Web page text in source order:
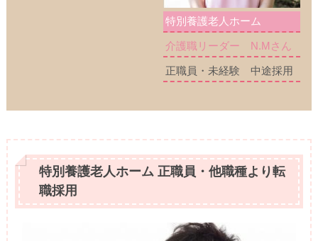
特別養護老人ホーム
介護職リーダー N.Mさん
正職員・未経験 中途採用
特別養護老人ホーム 正職員・他職種より転
職採用